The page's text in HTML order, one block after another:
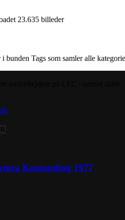
23.635 billeder
bunden Tags som samler alle
Kontoudtog 1977